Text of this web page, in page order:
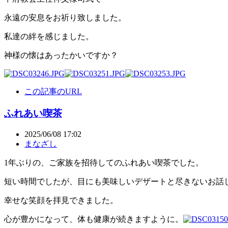
永遠の安息をお祈り致しました。
私達の絆を感じました。
神様の懐はあったかいですか？
この記事のURL
ふれあい喫茶
2025/06/08 17:02
まなざし
1年ぶりの、ご家族を招待してのふれあい喫茶でした。
短い時間でしたが、目にも美味しいデザートと尽きないお話
幸せな笑顔を拝見できました。
心が豊かになって、体も健康が続きますように。